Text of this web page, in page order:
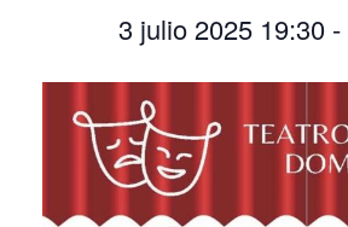
3 julio 2025 19:30 -